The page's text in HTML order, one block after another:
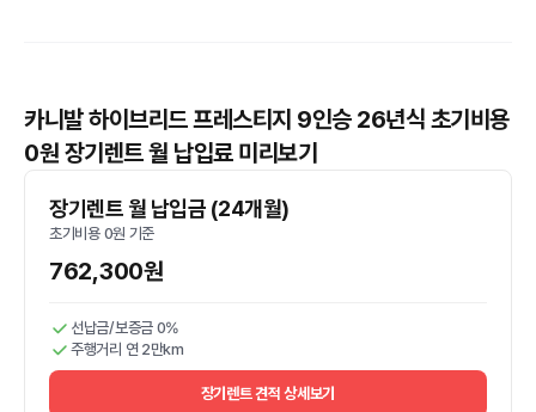
카니발 하이브리드 프레스티지 9인승 26년식 초기비용
0원 장기렌트 월 납입료 미리보기
장기렌트 월 납입금 (24개월)
초기비용 0원 기준
762,300원
선납금/보증금 0%
주행거리 연 2만km
장기렌트 견적 상세보기